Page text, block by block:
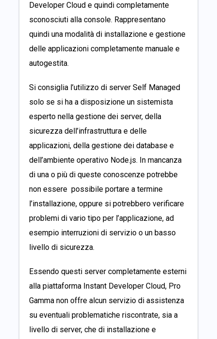
Developer Cloud e quindi completamente
sconosciuti alla console. Rappresentano
quindi una modalità di installazione e gestione
delle applicazioni completamente manuale e
autogestita.
Si consiglia l’utilizzo di server Self Managed
solo se si ha a disposizione un sistemista
esperto nella gestione dei server, della
sicurezza dell’infrastruttura e delle
applicazioni, della gestione dei database e
dell’ambiente operativo Node.js. In mancanza
di una o più di queste conoscenze potrebbe
non essere possibile portare a termine
l’installazione, oppure si potrebbero verificare
problemi di vario tipo per l’applicazione, ad
esempio interruzioni di servizio o un basso
livello di sicurezza.
Essendo questi server completamente esterni
alla piattaforma Instant Developer Cloud, Pro
Gamma non offre alcun servizio di assistenza
su eventuali problematiche riscontrate, sia a
livello di server, che di installazione e